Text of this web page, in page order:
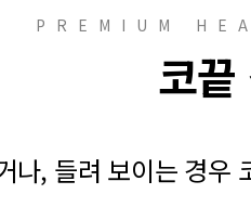
PREMIUM
코끝
나, 들려 보이는 경우